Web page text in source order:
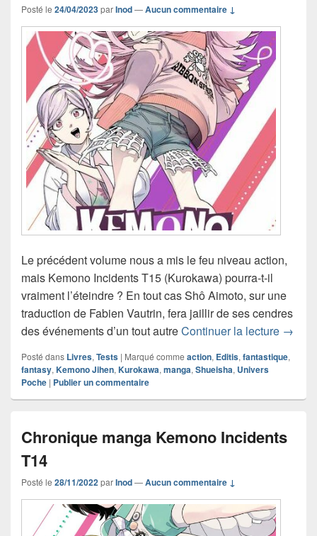
Posté le 24/04/2023parInod—Aucun commentaire ↓
Le précédent volume nous a mis le feu niveau action,
mais Kemono Incidents T15 (Kurokawa) pourra-t-il
vraiment l’éteindre ? En tout cas Shô Aimoto, sur une
traduction de Fabien Vautrin, fera jaillir de ses cendres
des événements d’un tout autreContinuer la lecture →
Posté dans Livres, Tests | Marqué comme action, Editis, fantastique,
fantasy, Kemono Jihen, Kurokawa, manga, Shueisha, Univers
Poche | Publier un commentaire
Chronique manga Kemono Incidents
T14
Posté le 28/11/2022parInod—Aucun commentaire ↓